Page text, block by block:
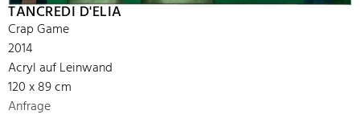
TANCREDI D'ELIA
Crap Game
2014
Acryl auf Leinwand
120 x 89 cm
Anfrage